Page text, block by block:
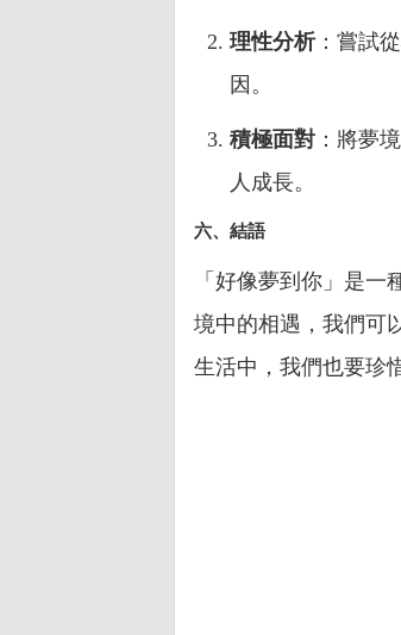
理性分析：嘗試
因。
積極面對 ：將夢
人成長。
六、結語
「好像夢到你」是
境中的相遇，我們可
生活中，我們也要珍